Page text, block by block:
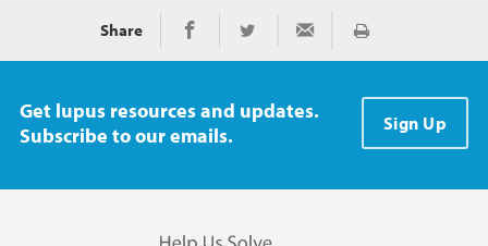
Share Share on Facebook
Share on TwitterShare via EmailImprimir
Get lupus resources and updates.
Subscribe to our emails.
Sign Up